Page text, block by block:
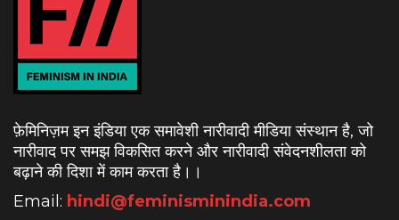
फ़ेमिनिज़म इन इंडिया एक समावेशी नारीवादी मीडिया संस्थान है, जो
नारीवाद पर समझ विकसित करने और नारीवादी संवेदनशीलता को
बढ़ाने की दिशा में काम करता है। ।
Email: hindi@feminisminindia.com